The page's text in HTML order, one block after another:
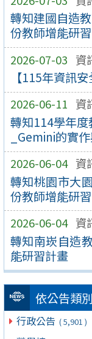
轉知建國自造
份教師增能研習
2026-07-03 資
【115年資訊安
2026-06-11 資
轉知114學年
_Gemini的實作
2026-06-04 資
轉知桃園市大
份教師增能研習
2026-06-04 資
轉知南崁自造
能研習計畫
依公告類
行政公告 ( 5,901 )